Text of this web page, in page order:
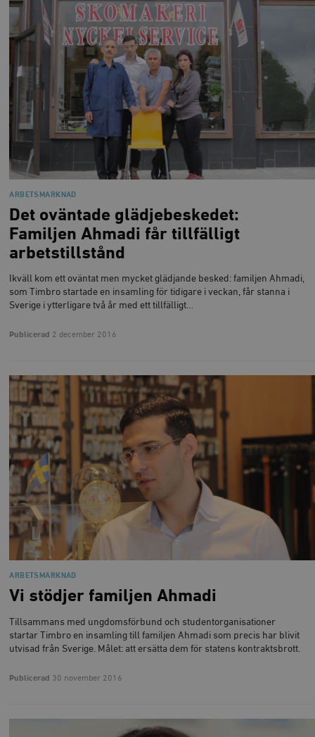
ARBETSMARKNAD
Det oväntade glädjebeskedet:
Familjen Ahmadi får tillfälligt
arbetstillstånd
Ikväll kom ett oväntat men mycket glädjande besked: familjen Ahmadi,
som Timbro startade en insamling för tidigare i veckan, får stanna i
Sverige i ytterligare två år med ett tillfälligt…
Publicerad 2 december 2016
ARBETSMARKNAD
Vi stödjer familjen Ahmadi
Tillsammans med ungdomsförbund och studentorganisationer
startar Timbro en insamling till familjen Ahmadi som precis har blivit
utvisad från Sverige. Målet: att ersätta dem för statens kontraktsbrott.
Publicerad 30 november 2016